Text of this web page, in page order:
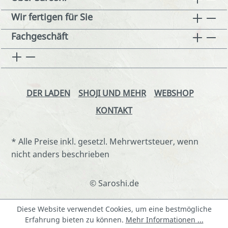
Wir fertigen für Sie
Fachgeschäft
DER LADEN SHOJI UND MEHR
WEBSHOP
KONTAKT
* Alle Preise inkl. gesetzl. Mehrwertsteuer, wenn
nicht anders beschrieben
© Saroshi.de
Diese Website verwendet Cookies, um eine bestmögliche
Erfahrung bieten zu können. Mehr Informationen ...